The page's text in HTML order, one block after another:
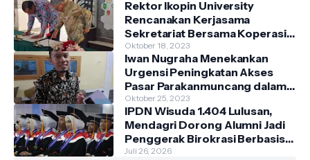
Rektor Ikopin University
Rencanakan Kerjasama
Sekretariat Bersama Koperasi
Indonesia
Oktober 18, 2023
Iwan Nugraha Menekankan
Urgensi Peningkatan Akses
Pasar Parakanmuncang dalam
Penanganan Stunting
Oktober 25, 2023
IPDN Wisuda 1.404 Lulusan,
Mendagri Dorong Alumni Jadi
Penggerak Birokrasi Berbasis
Pengetahuan
Juli 26, 2026